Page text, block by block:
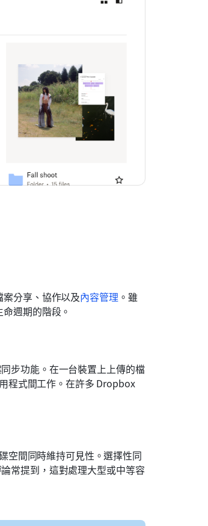
分享、協作以及內容管理 。雖
週期的階段。
步功能。在一台裝置上上傳的檔
程式間工作。在許多 Dropbox
空間同時維持可見性。選擇性同
常提到，這對處理大型或中等容